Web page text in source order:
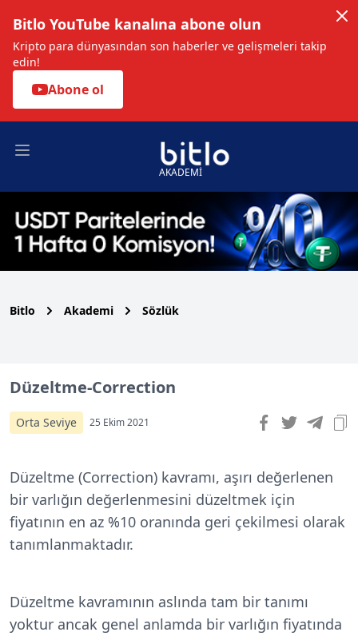
Bitlo YouTube kanalına abone olun
Kripto para dünyasından son haberler ve gelişmeleri takip
edin!
Abone ol
Open main menu
AKADEMİ
Bitlo Akademi Sözlük
Düzeltme-Correction
Orta Seviye 25 Ekim 2021
Düzeltme (Correction) kavramı, aşırı değerlenen
bir varlığın değerlenmesini düzeltmek için
fiyatının en az %10 oranında geri çekilmesi olarak
tanımlanmaktadır.
Düzeltme kavramının aslında tam bir tanımı
yoktur ancak genel anlamda bir varlığın fiyatında